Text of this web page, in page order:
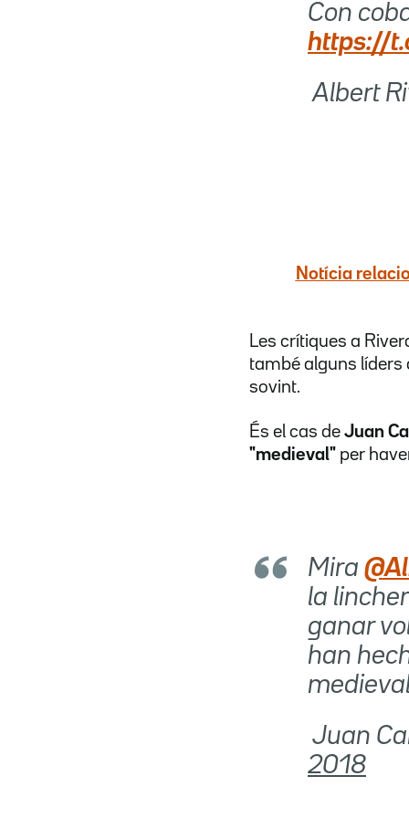
Con
https://
 Albert
Notícia
Les crítiques a
també alguns líders
sovint.
És el cas de Juan
"medieval" per
Mira
la
ganar
han
 Juan
2018